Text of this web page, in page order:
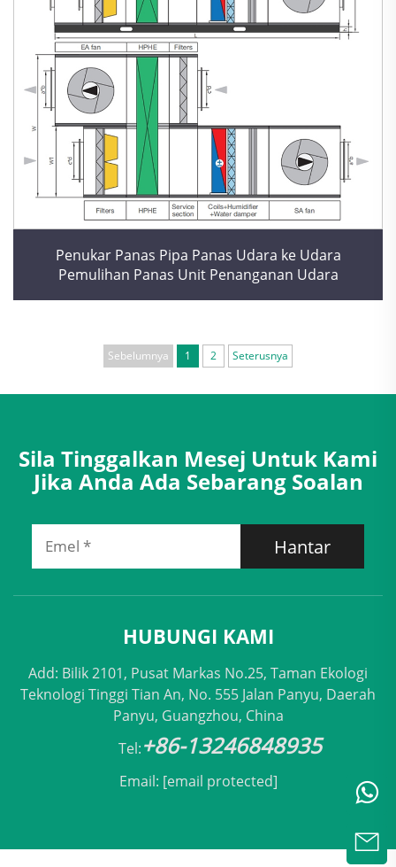
Penukar Panas Pipa Panas Udara ke Udara
Pemulihan Panas Unit Penanganan Udara
Sebelumnya 1 2 Seterusnya
Sila Tinggalkan Mesej Untuk Kami
Jika Anda Ada Sebarang Soalan
Hantar
HUBUNGI KAMI
Add: Bilik 2101, Pusat Markas No.25, Taman Ekologi
Teknologi Tinggi Tian An, No. 555 Jalan Panyu, Daerah
Panyu, Guangzhou, China
Tel:+86-13246848935
Email: [email protected]